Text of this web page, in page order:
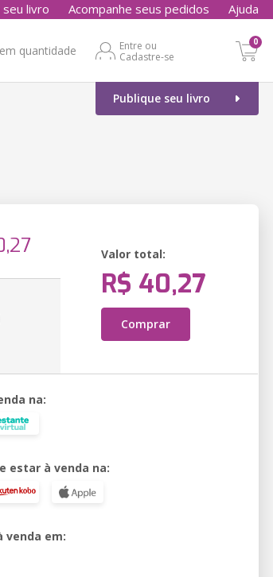
seu livro Acompanhe seus pedidos Ajuda
quantidade
Entre ou
Cadastre-se
0
Publique seu livro
Valor total:
R$ 40,27
Comprar
na:
estar à venda na:
venda em: